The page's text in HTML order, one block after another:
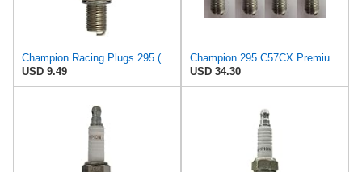
Champion Racing Plugs 295 (C57CX) Pack of 1 (UPC 037551007080)
USD 9.49
Champion 295 C57CX Premium Racing Spark Plug Pack of 4
USD 34.30